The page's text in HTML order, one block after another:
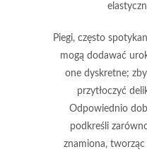
Piegi, często
mogą dodawać
one dyskretne;
przytłoczyć
Odpowiednio
podkreśli
znamiona,